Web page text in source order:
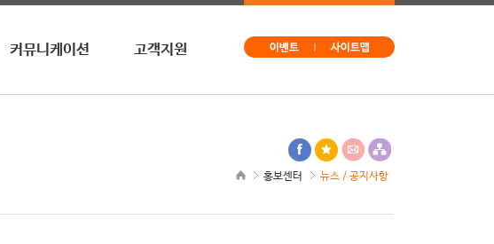
커뮤니케이션 고객지원
뉴스 / 공지사항
홍보센터